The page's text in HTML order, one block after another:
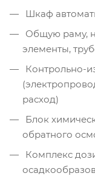
Шкаф
Общую раму,
элементы,
Контрольно-
расход)
Блок
обратного
Комплекс